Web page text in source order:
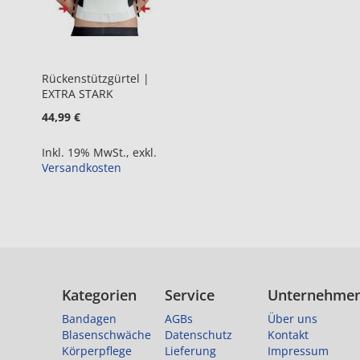
Rückenstützgürtel |
EXTRA STARK
44,99 €
Inkl. 19% MwSt., exkl.
Versandkosten
Kategorien
Bandagen
Blasenschwäche
Körperpflege
Service
AGBs
Datenschutz
Lieferung
Über uns
Kontakt
Impressum